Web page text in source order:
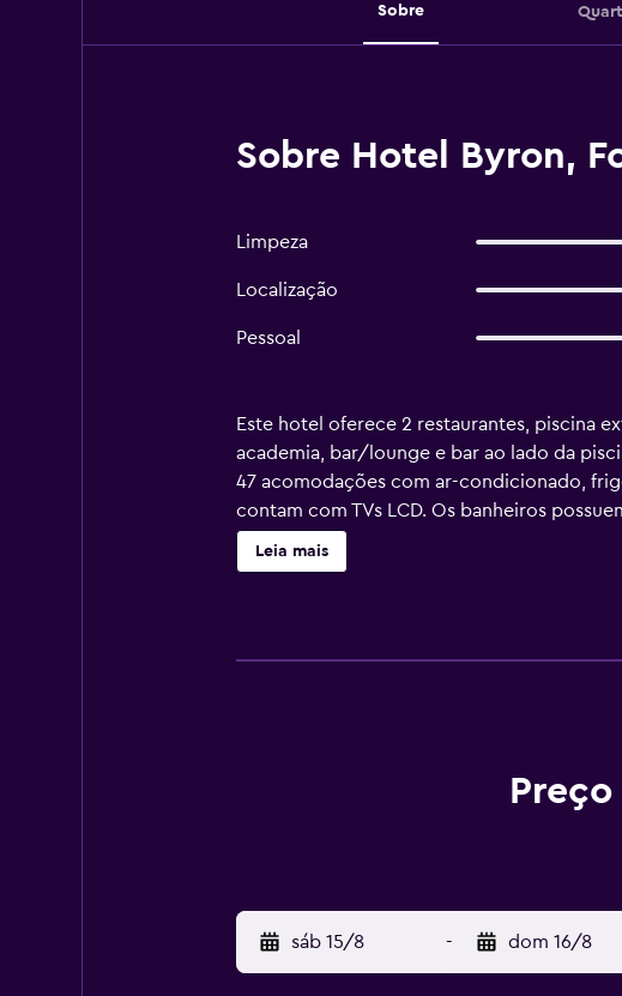
Sobre
Sobre Hotel Byron,
Limpeza
Localização
Pessoal
Este hotel oferece 2 restaurantes, piscina
academia, bar/lounge e bar ao lado da
47 acomodações com ar-condicionado,
contam com TVs LCD. Os banheiros
em Forte dei Marmi dispõe de Wi-Fi grátis,
também apresentam garrafas de água
Leia mais
sáb 15/8 - dom 16/8